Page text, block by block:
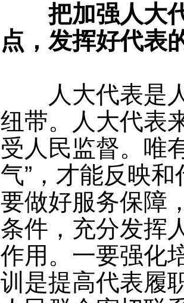
把加强人大
点，发挥好代表
人大代表是人
纽带。人大代表
受人民监督。唯
气”，才能反映
要做好服务保障
条件，充分发挥
作用。一要强化
训是提高代表履